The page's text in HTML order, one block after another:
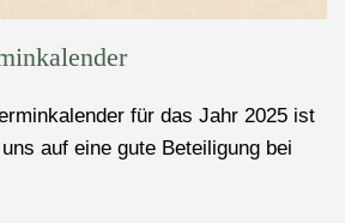
für das Jahr 2025 ist
auf eine gute Beteiligung bei